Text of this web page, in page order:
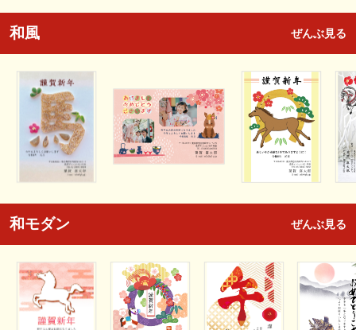
和風 ぜんぶ見る
和モダン ぜんぶ見る